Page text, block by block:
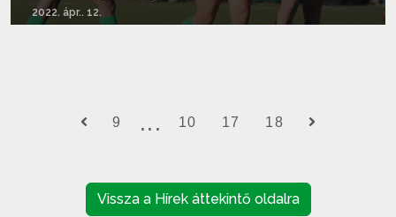
2022. ápr.. 12.
9 10 17 18
Vissza a Hírek áttekintő oldalra